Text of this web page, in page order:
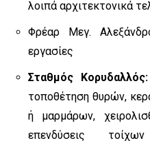
λοιπά αρχιτεκτονικά
Φρέαρ Μεγ.
εργασίες
Σταθμός Κορυδαλλός:
τοποθέτηση θυρών,
ή μαρμάρων,
επενδύσεις